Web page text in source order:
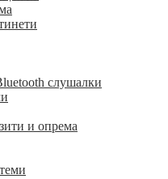
слушалки
и опрема